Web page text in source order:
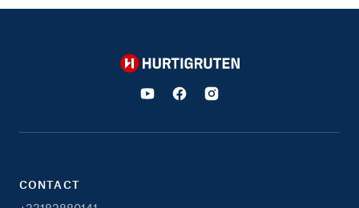
Hurtigruten
CONTACT